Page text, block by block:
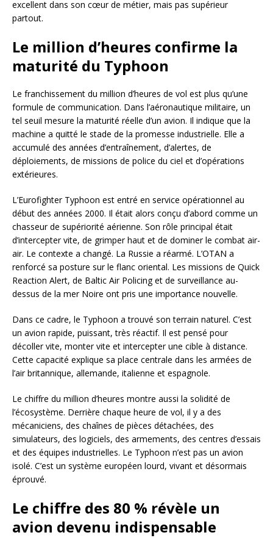
excellent dans son cœur de métier, mais pas supérieur
partout.
Le million d’heures confirme la
maturité du Typhoon
Le franchissement du million d’heures de vol est plus qu’une
formule de communication. Dans l’aéronautique militaire, un
tel seuil mesure la maturité réelle d’un avion. Il indique que la
machine a quitté le stade de la promesse industrielle. Elle a
accumulé des années d’entraînement, d’alertes, de
déploiements, de missions de police du ciel et d’opérations
extérieures.
L’Eurofighter Typhoon est entré en service opérationnel au
début des années 2000. Il était alors conçu d’abord comme un
chasseur de supériorité aérienne. Son rôle principal était
d’intercepter vite, de grimper haut et de dominer le combat air-
air. Le contexte a changé. La Russie a réarmé. L’OTAN a
renforcé sa posture sur le flanc oriental. Les missions de Quick
Reaction Alert, de Baltic Air Policing et de surveillance au-
dessus de la mer Noire ont pris une importance nouvelle.
Dans ce cadre, le Typhoon a trouvé son terrain naturel. C’est
un avion rapide, puissant, très réactif. Il est pensé pour
décoller vite, monter vite et intercepter une cible à distance.
Cette capacité explique sa place centrale dans les armées de
l’air britannique, allemande, italienne et espagnole.
Le chiffre du million d’heures montre aussi la solidité de
l’écosystème. Derrière chaque heure de vol, il y a des
mécaniciens, des chaînes de pièces détachées, des
simulateurs, des logiciels, des armements, des centres d’essais
et des équipes industrielles. Le Typhoon n’est pas un avion
isolé. C’est un système européen lourd, vivant et désormais
éprouvé.
Le chiffre des 80 % révèle un
avion devenu indispensable